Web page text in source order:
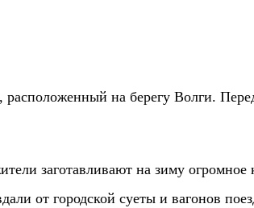
на берегу Волги.
заготавливают на зиму огромное
от городской суеты и вагонов